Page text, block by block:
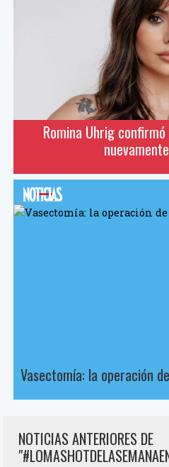
Romina Uhrig
Vasectomía: la operación
NOTICIAS ANTERIORES DE